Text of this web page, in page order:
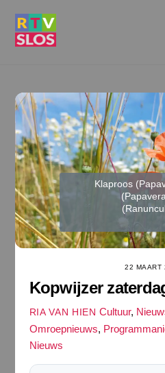
Klaproos
22 MAART
Kopwijzer
RIA VAN HIEN Cultuur,
Omroepnieuws,
Nieuws